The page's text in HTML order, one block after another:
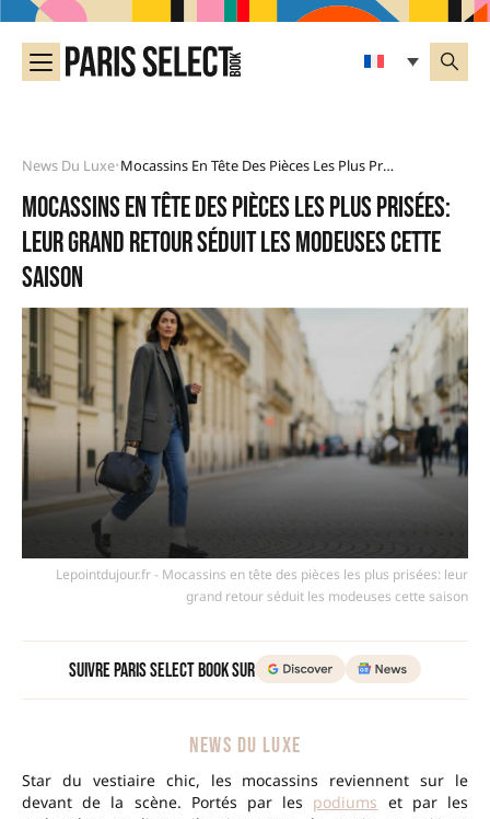
News Du Luxe• Mocassins En Tête Des Pièces Les Plus Prisées: Leur Grand Retour Séduit Les Modeuses Cette Saison
Mocassins en tête des pièces les plus prisées:
leur grand retour séduit les modeuses cette
saison
Lepointdujour.fr - Mocassins en tête des pièces les plus prisées: leur
grand retour séduit les modeuses cette saison
Suivre Paris Select Book sur
NEWS DU LUXE
Star du vestiaire chic, les mocassins reviennent sur le
devant de la scène. Portés par les podiums et par les